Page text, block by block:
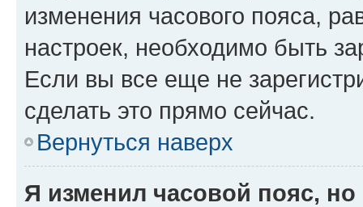
изменения часового пояса,
настроек, необходимо быть
Если вы все еще не
сделать это прямо сейчас.
Вернуться наверх
Я изменил часовой пояс,